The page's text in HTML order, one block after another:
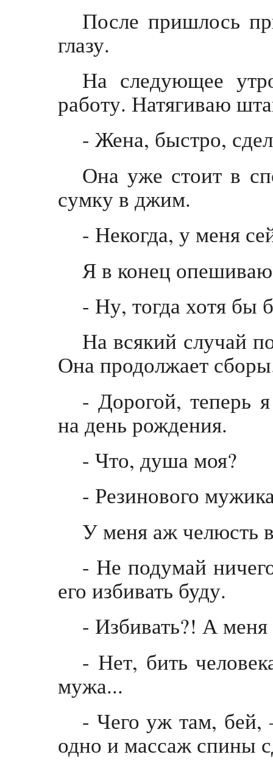
После пришлось
глазу.
На следующее
работу. Натягиваю
- Жена, быстро,
Она уже стоит в
сумку в джим.
- Некогда, у меня
Я в конец
- Ну, тогда хотя бы
На всякий случай
Она продолжает
- Дорогой, теперь
на день рождения.
- Что, душа моя?
- Резинового
У меня аж челюсть
- Не подумай
его избивать буду.
- Избивать?! А меня
- Нет, бить
мужа...
- Чего уж там, бей,
одно и массаж спины